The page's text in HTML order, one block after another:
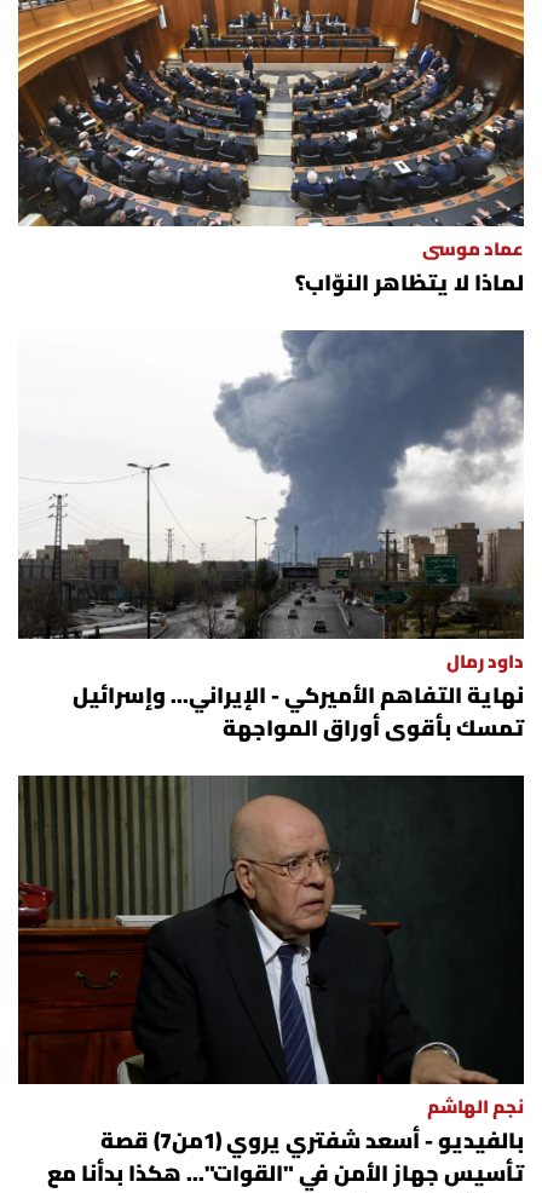
عماد موسى
لماذا لا يتظاهر النوّاب؟
داود رمال
نهاية التفاهم الأميركي - الإيراني... وإسرائيل
تمسك بأقوى أوراق المواجهة
نجم الهاشم
بالفيديو - أسعد شفتري يروي (1من7) قصة
تأسيس جهاز الأمن في "القوات"... هكذا بدأنا مع